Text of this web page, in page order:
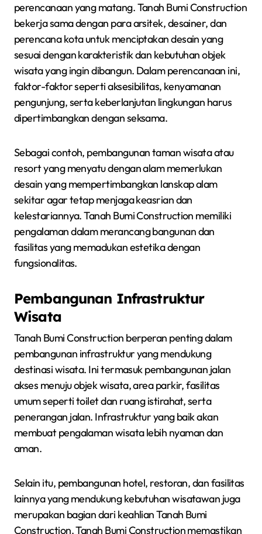
perencanaan yang matang. Tanah Bumi Construction
bekerja sama dengan para arsitek, desainer, dan
perencana kota untuk menciptakan desain yang
sesuai dengan karakteristik dan kebutuhan objek
wisata yang ingin dibangun. Dalam perencanaan ini,
faktor-faktor seperti aksesibilitas, kenyamanan
pengunjung, serta keberlanjutan lingkungan harus
dipertimbangkan dengan seksama.
Sebagai contoh, pembangunan taman wisata atau
resort yang menyatu dengan alam memerlukan
desain yang mempertimbangkan lanskap alam
sekitar agar tetap menjaga keasrian dan
kelestariannya. Tanah Bumi Construction memiliki
pengalaman dalam merancang bangunan dan
fasilitas yang memadukan estetika dengan
fungsionalitas.
Pembangunan Infrastruktur
Wisata
Tanah Bumi Construction berperan penting dalam
pembangunan infrastruktur yang mendukung
destinasi wisata. Ini termasuk pembangunan jalan
akses menuju objek wisata, area parkir, fasilitas
umum seperti toilet dan ruang istirahat, serta
penerangan jalan. Infrastruktur yang baik akan
membuat pengalaman wisata lebih nyaman dan
aman.
Selain itu, pembangunan hotel, restoran, dan fasilitas
lainnya yang mendukung kebutuhan wisatawan juga
merupakan bagian dari keahlian Tanah Bumi
Construction. Tanah Bumi Construction memastikan